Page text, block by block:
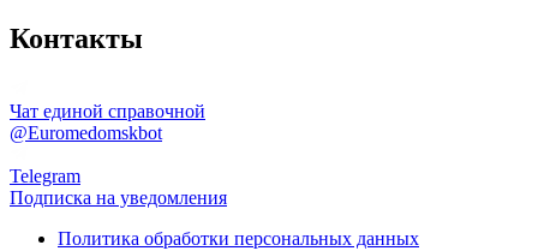
Контакты
Чат единой справочной
@Euromedomskbot
Telegram
Подписка на уведомления
Политика обработки персональных данных